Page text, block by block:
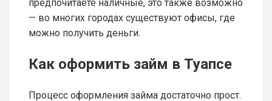
предпочитаете наличные, это также возможно
— во многих городах существуют офисы, где
можно получить деньги.
Как оформить займ в Туапсе
Процесс оформления займа достаточно прост.